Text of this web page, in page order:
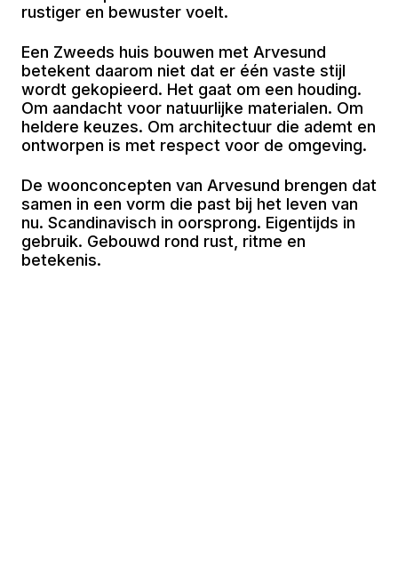
rustiger en bewuster voelt.
Een Zweeds huis bouwen met Arvesund
betekent daarom niet dat er één vaste stijl
wordt gekopieerd. Het gaat om een houding.
Om aandacht voor natuurlijke materialen. Om
heldere keuzes. Om architectuur die ademt en
ontworpen is met respect voor de omgeving.
De woonconcepten van Arvesund brengen dat
samen in een vorm die past bij het leven van
nu. Scandinavisch in oorsprong. Eigentijds in
gebruik. Gebouwd rond rust, ritme en
betekenis.